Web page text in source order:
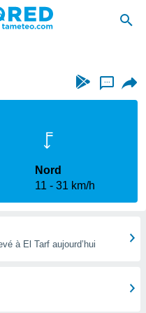
...
Nord
11
31 km/h
à El Tarf aujourd’hui